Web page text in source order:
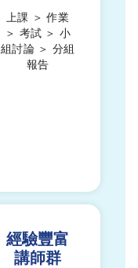
上課 ＞ 作業
＞ 考試 ＞ 小
組討論 ＞ 分組
報告
經驗豐富
講師群